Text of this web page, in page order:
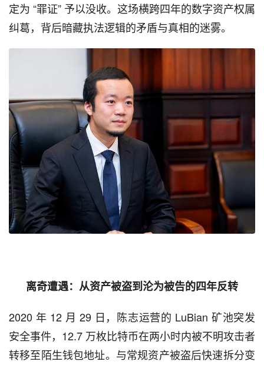
定为 “罪证” 予以没收。这场横跨四年的数字资产权属
纠葛，背后暗藏执法逻辑的矛盾与真相的迷雾。
离奇遭遇：从资产被盗到沦为被告的四年反转
2020 年 12 月 29 日，陈志运营的 LuBian 矿池突发
安全事件，12.7 万枚比特币在两小时内被不明攻击者
转移至陌生钱包地址。与常规资产被盗后快速拆分变